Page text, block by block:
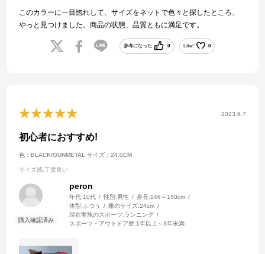
このカラーに一目惚れして、サイズをネットで色々と探したところ、
やっと見つけました。商品の状態、品質ともに満足です。
参考になった 0 Like! 0
2023.6.7
初心者におすすめ!
色：BLACK/GUNMETAL サイズ：24.0CM
サイズ感:丁度良い
peron
年代:10代 性別:男性 身長:146～150cm
体型:ふつう 靴のサイズ:24cm
現在実施のスポーツ:ランニング
スポーツ・アウトドア歴:1年以上～3年未満